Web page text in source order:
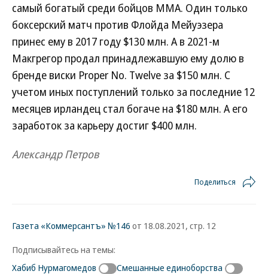
самый богатый среди бойцов MMA. Один только
боксерский матч против Флойда Мейуэзера
принес ему в 2017 году $130 млн. А в 2021-м
Макгрегор продал принадлежавшую ему долю в
бренде виски Proper No. Twelve за $150 млн. С
учетом иных поступлений только за последние 12
месяцев ирландец стал богаче на $180 млн. А его
заработок за карьеру достиг $400 млн.
Александр Петров
Поделиться
Газета «Коммерсантъ» №146 от 18.08.2021, стр. 12
Подписывайтесь на темы:
Хабиб Нурмагомедов
Смешанные единоборства